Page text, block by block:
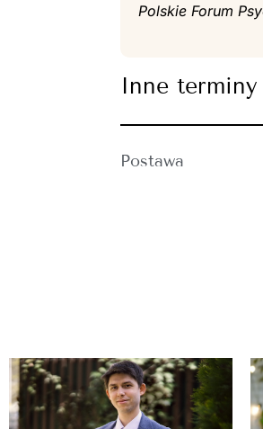
Polskie Forum
Inne terminy
Postawa